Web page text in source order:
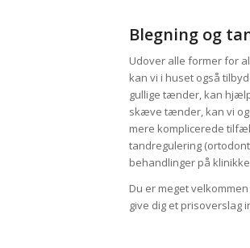
Blegning og
Udover alle former for
kan vi i huset også
gullige tænder, kan
skæve tænder, kan vi
mere komplicerede
tandregulering
behandlinger på
Du er meget
give dig et prisoverslag